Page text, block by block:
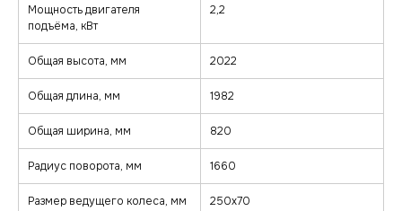
Мощность двигателя
подъёма, кВт
2,2
Общая высота, мм 2022
Общая длина, мм 1982
Общая ширина, мм 820
Радиус поворота, мм 1660
Размер ведущего колеса, мм 250х70